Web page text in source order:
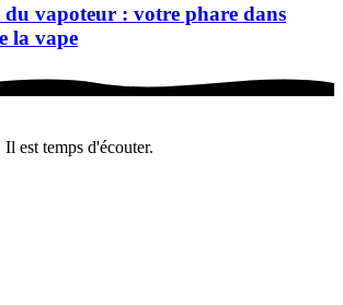
vapoteur : votre phare dans
la vape
est temps d'écouter.